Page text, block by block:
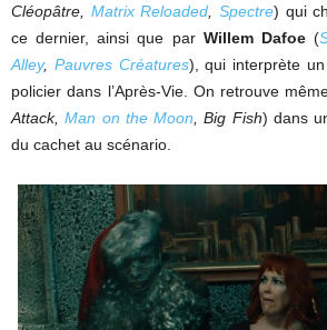
Cléopâtre, Matrix Reloaded,Spectre) qui
ce dernier, ainsi que par Willem Dafoe(
Alley, Pauvres Créatures), qui interprète
policier dans l’Après-Vie. On retrouve
Attack,Man on the Moon, Big Fish) dans
du cachet au scénario.